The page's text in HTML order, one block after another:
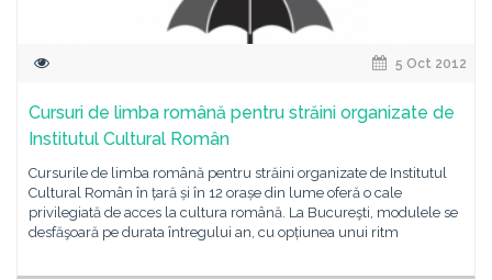
5 Oct 2012
Cursuri de limba română pentru străini organizate de
Institutul Cultural Român
Cursurile de limba română pentru străini organizate de Institutul
Cultural Român în țară și în 12 orașe din lume oferă o cale
privilegiată de acces la cultura română. La Bucureşti, modulele se
desfăşoară pe durata întregului an, cu opțiunea unui ritm